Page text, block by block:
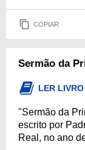
COPIAR
Sermão da
LER LIVRO
"Sermão da
escrito por
Real, no ano